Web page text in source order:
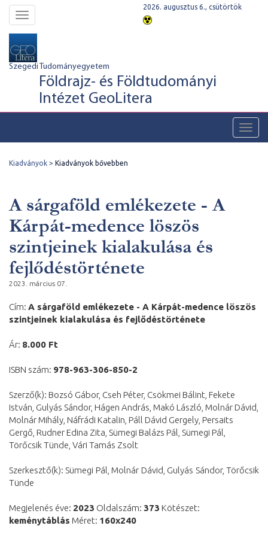
Toggle
navigation
2026. augusztus 6., csütörtök
Szegedi Tudományegyetem
Földrajz- és Földtudományi
Intézet GeoLitera
Kiadványok Kiadványok bővebben
A sárgaföld emlékezete - A
Kárpát-medence löszös
szintjeinek kialakulása és
fejlődéstörténete
2023. március 07.
Cím: A sárgaföld emlékezete - A Kárpát-medence löszös
szintjeinek kialakulása és fejlődéstörténete
Ár: 8.000 Ft
ISBN szám: 978-963-306-850-2
Szerző(k): Bozsó Gábor, Cseh Péter, Csökmei Bálint, Fekete
István, Gulyás Sándor, Hágen András, Makó László, Molnár Dávid,
Molnár Mihály, Náfrádi Katalin, Páll Dávid Gergely, Persaits
Gergő, Rudner Edina Zita, Sümegi Balázs Pál, Sümegi Pál,
Törőcsik Tünde, Vári Tamás Zsolt
Szerkesztő(k): Sümegi Pál, Molnár Dávid, Gulyás Sándor, Törőcsik
Tünde
Megjelenés éve: 2023 Oldalszám: 373 Kötészet:
keménytáblás Méret: 160x240